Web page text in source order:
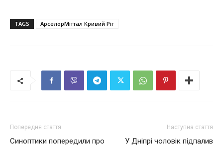
TAGS АрселорМіттал Кривий Ріг
Попередня стаття
Синоптики попередили про
Наступна стаття
У Дніпрі чоловік підпалив